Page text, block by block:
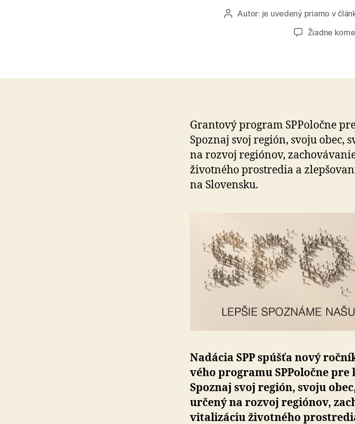
AutorAutor: je uvedený priamo v
Žiadne
Grantový program SPPoločne
Spoznaj svoj región, svoju obec,
na rozvoj regiónov,
životného prostredia a
na Slo­ven­sku.
Nadácia SPP spúšťa nový
vého programu SPPoločne
Spoznaj svoj región, svoju
určený na rozvoj regiónov,
vi­ta­li­záciu životného